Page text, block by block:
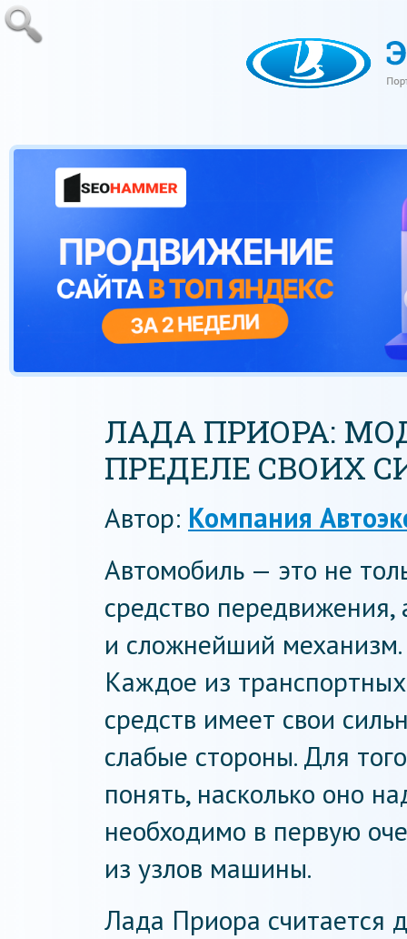
ЛАДА ПРИОРА:
ПРЕДЕЛЕ СВОИХ
Автор: Компания
Автомобиль — это не
средство
и сложнейший механизм.
Каждое из транспортных
средств имеет свои
слабые стороны. Для
понять, насколько оно
необходимо в первую
из узлов машины.
Лада Приора считается